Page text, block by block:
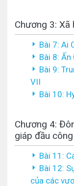
Chương 3: Xã
Bài 7: Ai
Bài 8:
Bài 9:
VII
Bài 10:
Chương 4:
giáp đầu
Bài 11:
Bài 12:
của các